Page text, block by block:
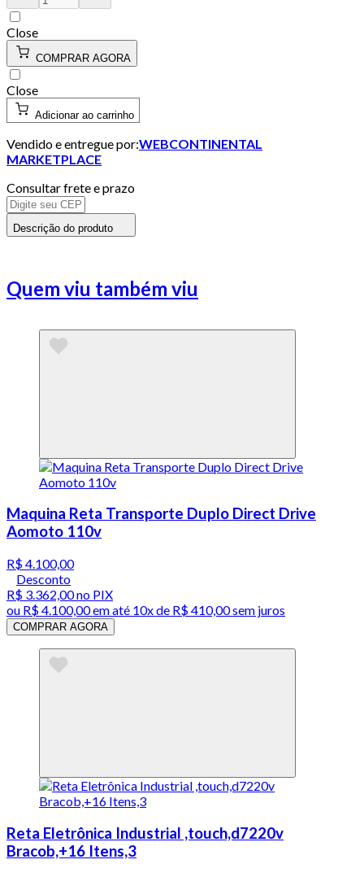
Close
COMPRAR AGORA
Close
Adicionar ao carrinho
Vendido e entregue por:WEBCONTINENTAL
MARKETPLACE
Consultar frete e prazo
Descrição do produto
Quem viu também viu
Maquina Reta Transporte Duplo Direct Drive
Aomoto 110v
R$ 4.100,00
Desconto
R$ 3.362,00no PIX
ou R$ 4.100,00em até 10x de R$ 410,00 sem juros
COMPRAR AGORA
Reta Eletrônica Industrial ,touch,d7220v
Bracob,+16 Itens,3